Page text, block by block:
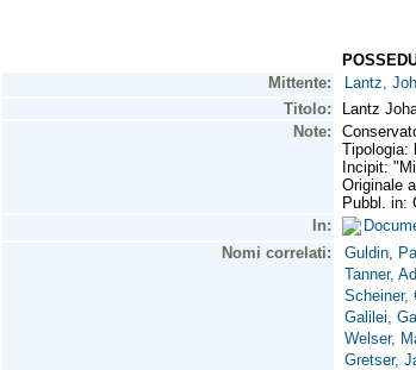
Mittente:
Lantz,
Titolo:
Lantz
Note:
Tipologia:
Incipit:
Originale
Pubbl. in:
In:
Nomi correlati:
Guldin,
Tanner,
Scheiner,
Galilei,
Welser,
Gretser,